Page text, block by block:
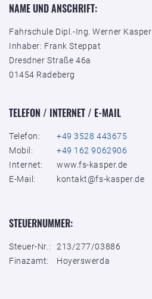
NAME UND ANSCHRIFT:
Fahrschule Dipl.-Ing. Werner Kasper
Inhaber: Frank Steppat
Dresdner Straße 46a
01454 Radeberg
TELEFON / INTERNET / E-MAIL
Telefon:
+49 3528 443675
Mobil:
+49 162 9062906
Internet:
www.fs-kasper.de
E-Mail:
kontakt@fs-kasper.de
STEUERNUMMER:
Steuer-Nr.:
213/277/03886
Finazamt:
Hoyerswerda